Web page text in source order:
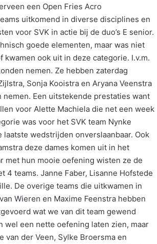
een Open Fries Acro
uitkomend in diverse disciplines en
voor SVK in actie bij de duo’s E senior.
goede elementen, maar was niet
ook uit in deze categorie. I.v.m.
nemen. Ze hebben zaterdag
Sonja Kooistra en Aryana Veenstra
Een uitstekende prestaties want
voor Alette Machiela die net een week
was voor het SVK team Nynke
laatste wedstrijden onverslaanbaar. Ook
deze dames komen uit in het
met hun mooie oefening wisten ze de
4 teams. Janne Faber, Lisanne Hofstede
De overige teams die uitkwamen in
Wieren en Maxime Feenstra hebben
wat we van dit team gewend
wel een nette oefening laten zien, maar
van der Veen, Sylke Broersma en